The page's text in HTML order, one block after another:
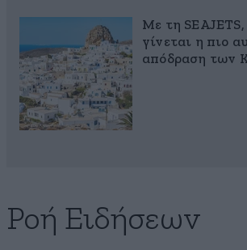
Με τη
γίνεται η πιο
απόδραση των
Ροή Ειδήσεων